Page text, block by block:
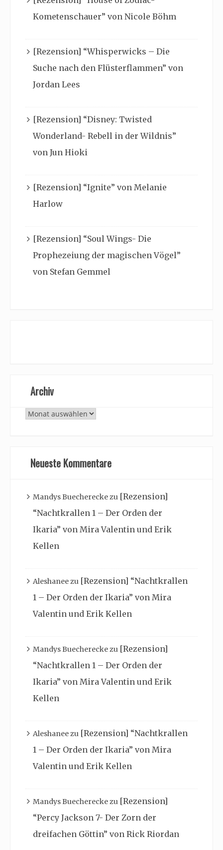
Kometenschauer” von Nicole Böhm
[Rezension] “Whisperwicks – Die
Suche nach den Flüsterflammen” von
Jordan Lees
[Rezension] “Disney: Twisted
Wonderland- Rebell in der Wildnis”
von Jun Hioki
[Rezension] “Ignite” von Melanie
Harlow
[Rezension] “Soul Wings- Die
Prophezeiung der magischen Vögel”
von Stefan Gemmel
Archiv
Archiv
Neueste Kommentare
Mandys Buechereckezu [Rezension]
“Nachtkrallen 1 – Der Orden der
Ikaria” von Mira Valentin und Erik
Kellen
Aleshaneezu [Rezension] “Nachtkrallen
1 – Der Orden der Ikaria” von Mira
Valentin und Erik Kellen
Mandys Buechereckezu [Rezension]
“Nachtkrallen 1 – Der Orden der
Ikaria” von Mira Valentin und Erik
Kellen
Aleshaneezu [Rezension] “Nachtkrallen
1 – Der Orden der Ikaria” von Mira
Valentin und Erik Kellen
Mandys Buechereckezu [Rezension]
“Percy Jackson 7- Der Zorn der
dreifachen Göttin” von Rick Riordan